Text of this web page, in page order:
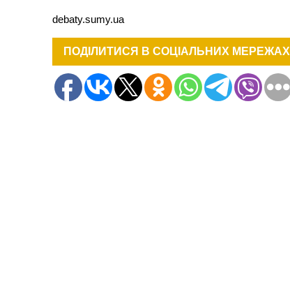
debaty.sumy.ua
ПОДІЛИТИСЯ В СОЦІАЛЬНИХ МЕРЕЖАХ